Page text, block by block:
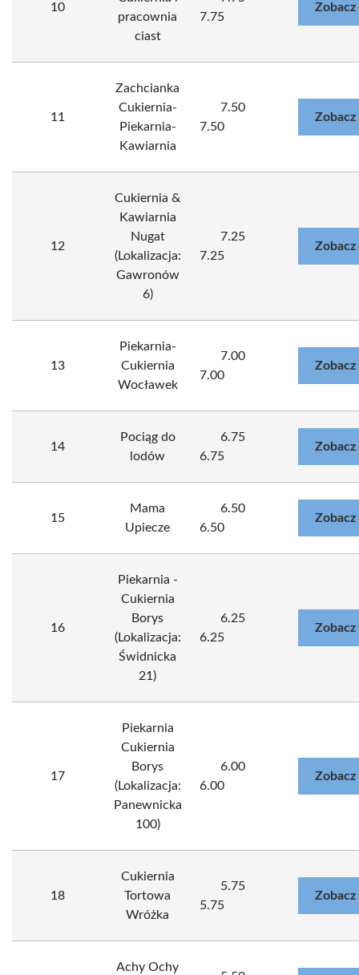
10
pracownia
ciast
7.75
Zobacz
11
Zachcianka
Cukiernia-
Piekarnia-
Kawiarnia
7.50
7.50
Zobacz
12
Cukiernia &
Kawiarnia
Nugat
(Lokalizacja:
Gawronów
6)
7.25
7.25
Zobacz
13
Piekarnia-
Cukiernia
Wocławek
7.00
7.00
Zobacz
14
Pociąg do
lodów
6.75
6.75
Zobacz
15
Mama
Upiecze
6.50
6.50
Zobacz
16
Piekarnia -
Cukiernia
Borys
(Lokalizacja:
Świdnicka
21)
6.25
6.25
Zobacz
17
Piekarnia
Cukiernia
Borys
(Lokalizacja:
Panewnicka
100)
6.00
6.00
Zobacz
18
Cukiernia
Tortowa
Wróżka
5.75
5.75
Zobacz
Achy Ochy